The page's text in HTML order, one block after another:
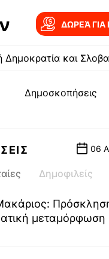
ΔΩΡΕΆ ΓΙΑ
Δημοκρατία και
Δημοσκοπήσεις
06
Δημοφιλείς
μεταμόρφωση